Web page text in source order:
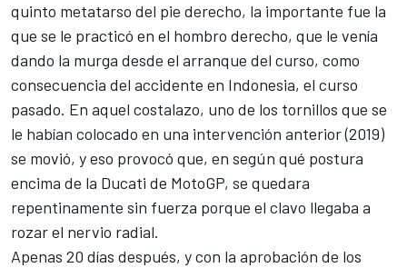
quinto metatarso del pie derecho, la importante fue la
que se le practicó en el hombro derecho, que le venía
dando la murga desde el arranque del curso, como
consecuencia del accidente en Indonesia, el curso
pasado. En aquel costalazo, uno de los tornillos que se
le habían colocado en una intervención anterior (2019)
se movió, y eso provocó que, en según qué postura
encima de la Ducati de MotoGP, se quedara
repentinamente sin fuerza porque el clavo llegaba a
rozar el nervio radial.
Apenas 20 días después, y con la aprobación de los